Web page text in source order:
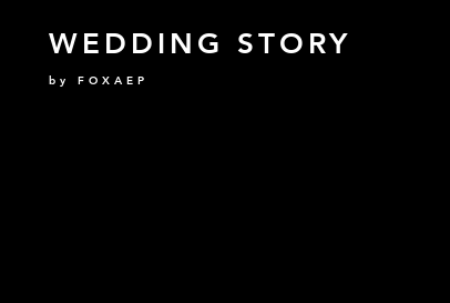
WEDDING STORY
by FOXAEP